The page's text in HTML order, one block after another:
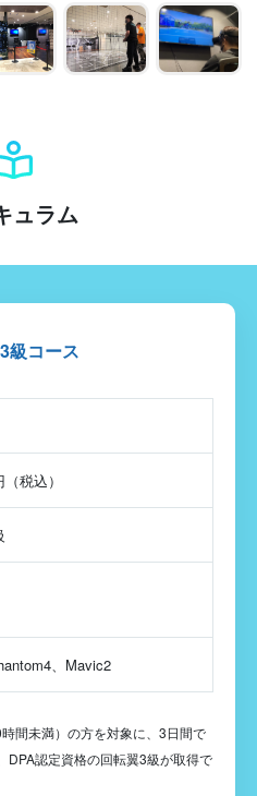
ュラム
級コース
税込）
、Mavic2
間未満）の方を対象に、3日間で
DPA認定資格の回転翼3級が取得で